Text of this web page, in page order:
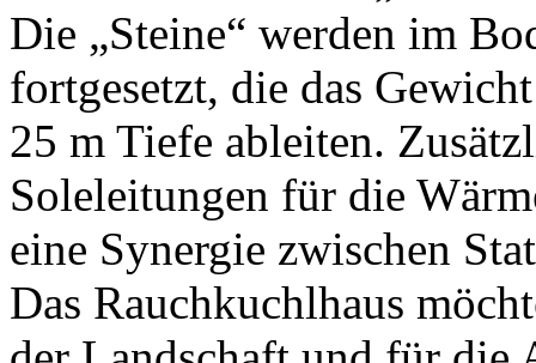
Die „Steine“ werden im
fortgesetzt, die das
25 m Tiefe ableiten.
Soleleitungen für die
eine Synergie zwischen
Das Rauchkuchlhaus